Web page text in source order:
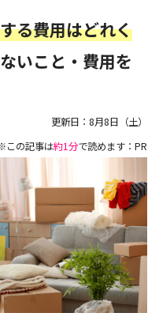
る費用はどれく
いこと・費用を
更新日： 8月8日（土）
この記事は約1分で読めます：PR